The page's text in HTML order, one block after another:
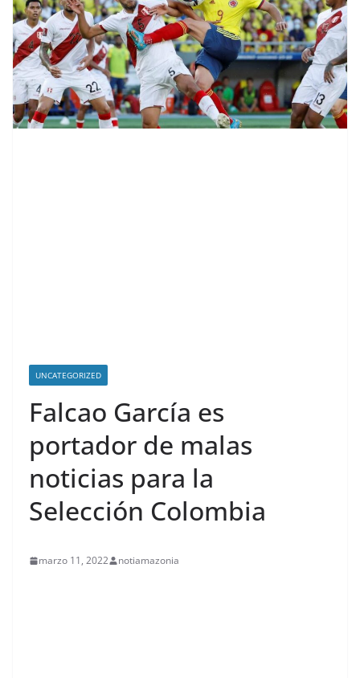
UNCATEGORIZED
Falcao García es
portador de malas
noticias para la
Selección Colombia
marzo 11, 2022 notiamazonia